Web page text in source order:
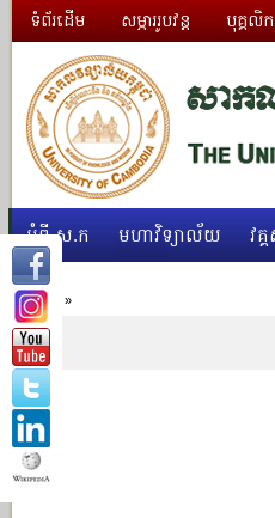
ទំព័រដើម សម្ភាររូបវន្ត បុគ្គលិ
អំពី ស.ក មហាវិទ្យាល័យ វគ្
Home »